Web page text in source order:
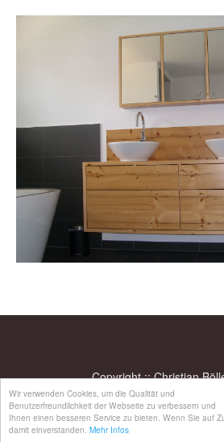
Wir verwenden Cookies, um die Qualität und
Benutzerfreundlichkeit der Webseite zu verbessern und
Ihnen einen besseren Service zu bieten. Wenn Sie auf
damit einverstanden. Mehr Infos
Copyright :: Christian